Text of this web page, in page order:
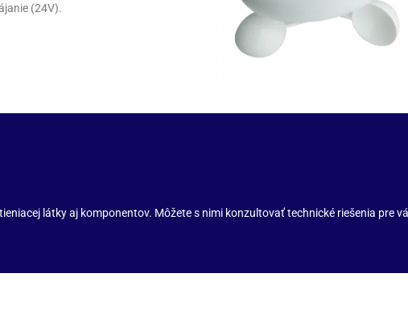
(24V).
látky aj komponentov. Môžete s nimi konzultovať technické riešenia pre